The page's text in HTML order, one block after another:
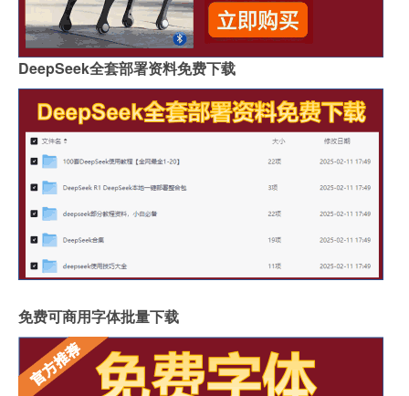
DeepSeek全套部署资料免费下载
免费可商用字体批量下载